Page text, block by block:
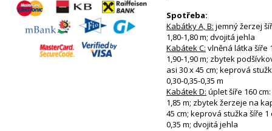
Spotřeba:
Kabátky A, B: jemný žerzej
1,80-1,80 m; dvojitá jehla
Kabátek C: vlněná látka šíře
1,90-1,90 m; zbytek
asi 30 x 45 cm; keprová
0,30-0,35-0,35 m
Kabátek D: úplet šíře 160 cm:
1,85 m; zbytek žerzeje na
45 cm; keprová stužka šíře 1
0,35 m; dvojitá jehla